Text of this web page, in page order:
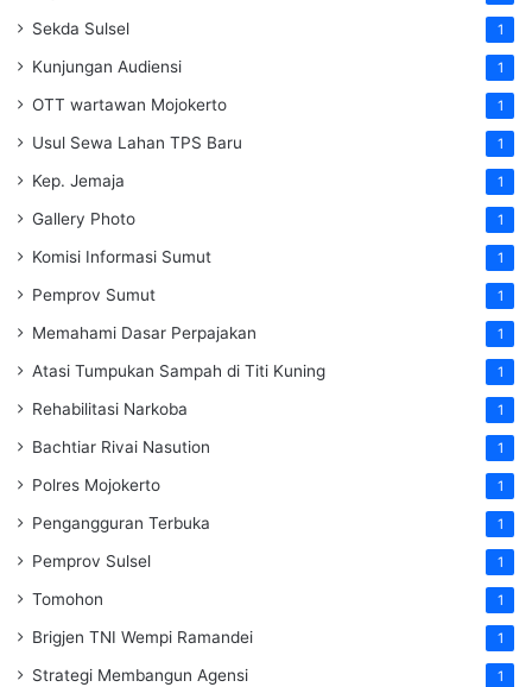
Sekda Sulsel 1
Kunjungan Audiensi 1
OTT wartawan Mojokerto 1
Usul Sewa Lahan TPS Baru 1
Kep. Jemaja 1
Gallery Photo 1
Komisi Informasi Sumut 1
Pemprov Sumut 1
Memahami Dasar Perpajakan 1
Atasi Tumpukan Sampah di Titi Kuning 1
Rehabilitasi Narkoba 1
Bachtiar Rivai Nasution 1
Polres Mojokerto 1
Pengangguran Terbuka 1
Pemprov Sulsel 1
Tomohon 1
Brigjen TNI Wempi Ramandei 1
Strategi Membangun Agensi 1